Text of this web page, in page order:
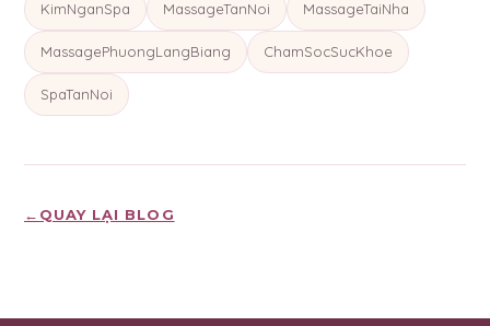
KimNganSpa MassageTanNoi MassageTaiNha
MassagePhuongLangBiang ChamSocSucKhoe
SpaTanNoi
← QUAY LẠI BLOG